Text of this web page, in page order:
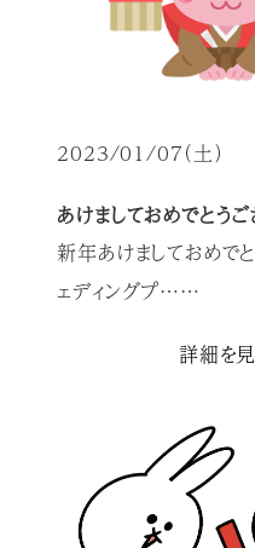
2023/01/07（土）
あけましておめでとう
新年あけましておめで
ェディングプ……
詳細を